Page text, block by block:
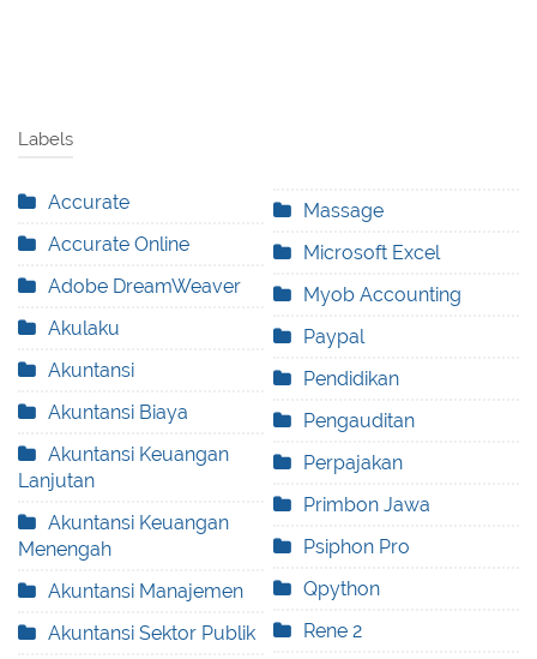
Labels
Accurate
Accurate Online
Adobe DreamWeaver
Akulaku
Akuntansi
Akuntansi Biaya
Akuntansi Keuangan
Lanjutan
Akuntansi Keuangan
Menengah
Akuntansi Manajemen
Akuntansi Sektor Publik
Massage
Microsoft Excel
Myob Accounting
Paypal
Pendidikan
Pengauditan
Perpajakan
Primbon Jawa
Psiphon Pro
Qpython
Rene 2